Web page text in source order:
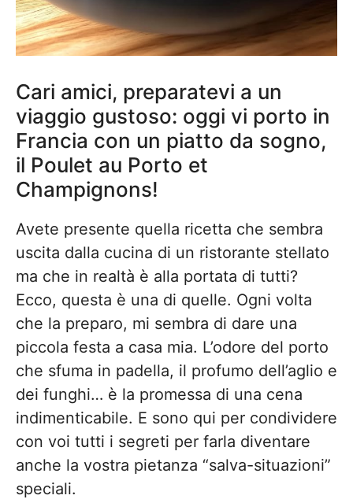
Cari amici, preparatevi a un
viaggio gustoso: oggi vi porto in
Francia con un piatto da sogno,
il Poulet au Porto et
Champignons!
Avete presente quella ricetta che sembra
uscita dalla cucina di un ristorante stellato
ma che in realtà è alla portata di tutti?
Ecco, questa è una di quelle. Ogni volta
che la preparo, mi sembra di dare una
piccola festa a casa mia. L’odore del porto
che sfuma in padella, il profumo dell’aglio e
dei funghi… è la promessa di una cena
indimenticabile. E sono qui per condividere
con voi tutti i segreti per farla diventare
anche la vostra pietanza “salva-situazioni”
speciali.